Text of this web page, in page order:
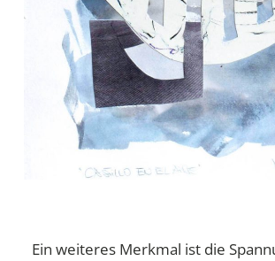
Ein weiteres Merkmal ist die